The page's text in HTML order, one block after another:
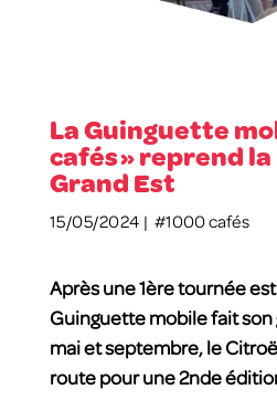
La Guinguette
cafés » reprend
Grand Est
15/05/2024 | #1000 cafés
Après une 1ère tournée
Guinguette mobile fait son
mai et septembre, le
route pour une 2nde